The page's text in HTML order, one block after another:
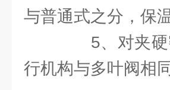
与普通式之分，保
5、对夹硬
行机构与多叶阀相同